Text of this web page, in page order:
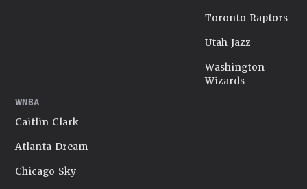
Toronto Raptors
Utah Jazz
Washington
Wizards
WNBA
Caitlin Clark
Atlanta Dream
Chicago Sky